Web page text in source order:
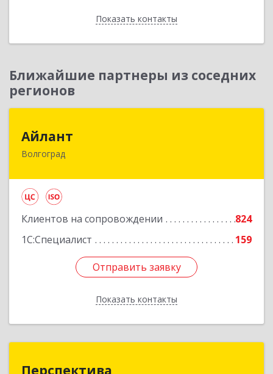
Показать контакты
Назад
Ближайшие партнеры из соседних
регионов
Айлант
Волгоград
Клиентов на сопровождении
824
1С:Специалист
159
Отправить заявку
Показать контакты
400001, Волгоградская обл, Волгоград г, им
Отправить заявку
Назад
Перспектива